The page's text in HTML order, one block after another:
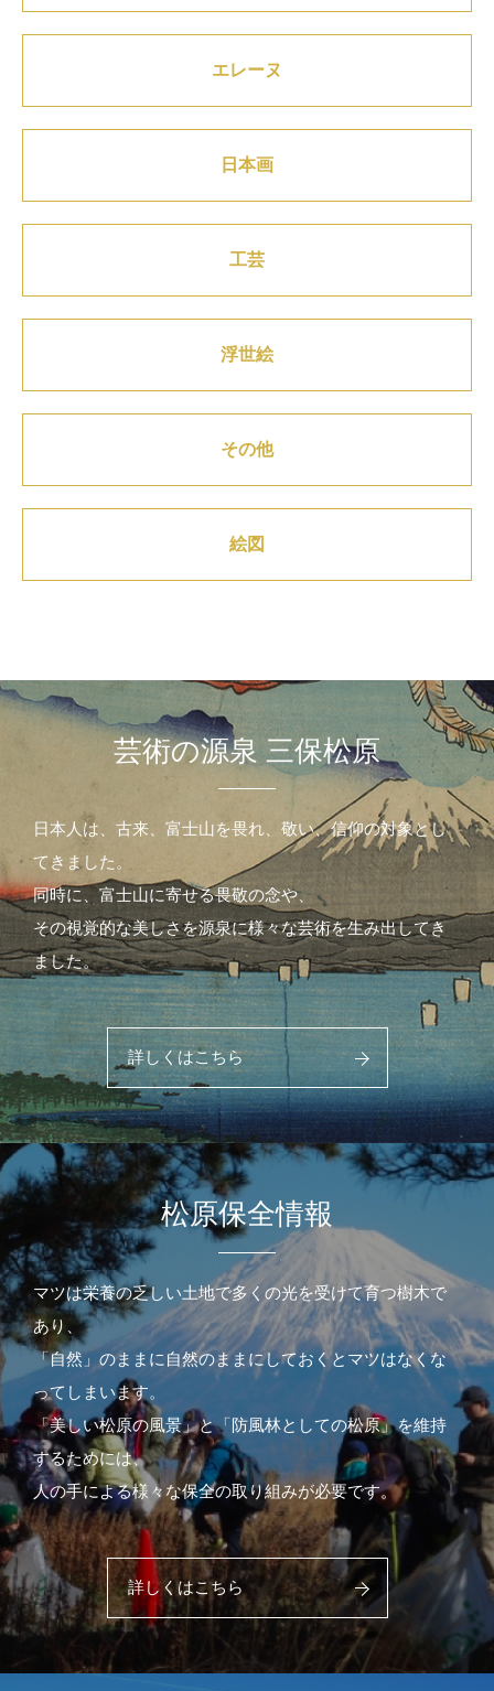
エレーヌ
日本画
工芸
浮世絵
その他
絵図
芸術の源泉 三保松原
日本人は、古来、富士山を畏れ、敬い、信仰の対象とし
てきました。
同時に、富士山に寄せる畏敬の念や、
その視覚的な美しさを源泉に様々な芸術を生み出してき
ました。
詳しくはこちら
松原保全情報
マツは栄養の乏しい土地で多くの光を受けて育つ樹木で
あり、
「自然」のままに自然のままにしておくとマツはなくな
ってしまいます。
「美しい松原の風景」と「防風林としての松原」を維持
するためには、
人の手による様々な保全の取り組みが必要です。
詳しくはこちら